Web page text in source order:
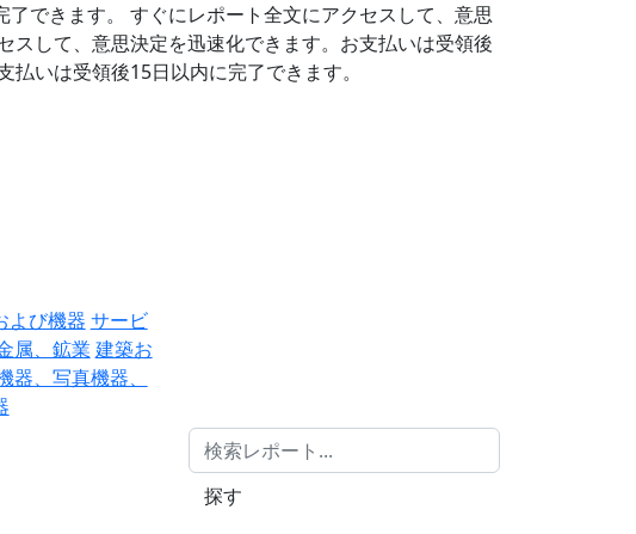
できます。
すぐにレポート全文にアクセスして、意思
スして、意思決定を迅速化できます。お支払いは受領後
いは受領後15日以内に完了できます。
よび機器 サービ
属、鉱業 建築お
器、写真機器、
探す